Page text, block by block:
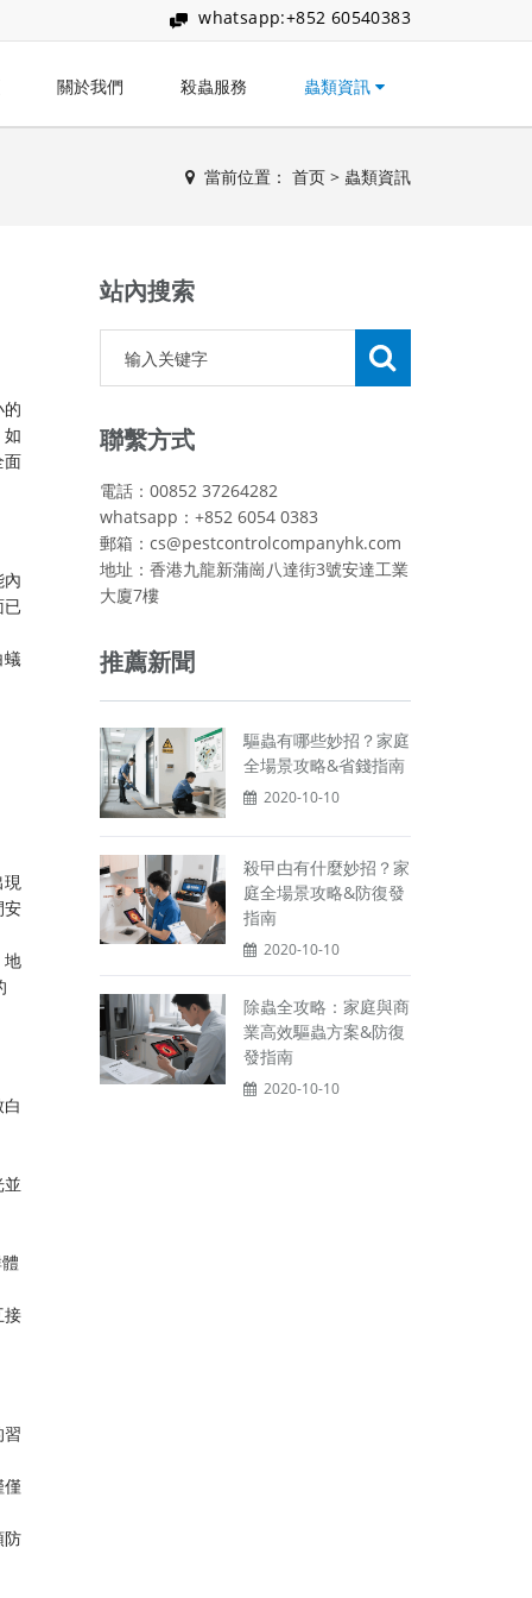
whatsapp:+852 60540383
關於我們 殺蟲服務 蟲類資訊
當前位置： 首页 > 蟲類資訊
面
蟻
現
安
地
接
僅
防
站內搜索
聯繫方式
電話：00852 37264282
whatsapp：+852 6054 0383
郵箱：cs@pestcontrolcompanyhk.com
地址：香港九龍新蒲崗八達街3號安達工業
大廈7樓
推薦新聞
驅蟲有哪些妙招？家庭
全場景攻略&省錢指南
2020-10-10
殺曱甴有什麼妙招？家
庭全場景攻略&防復發
指南
2020-10-10
除蟲全攻略：家庭與商
業高效驅蟲方案&防復
發指南
2020-10-10